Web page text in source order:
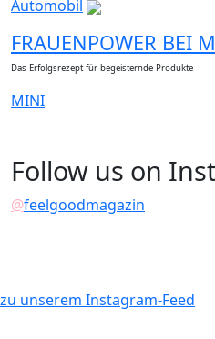
Automobil
FRAUENPOWER BEI
Das Erfolgsrezept für begeisternde Produkte
MINI
Follow us on
@feelgoodmagazin
zu unserem Instagram-Feed